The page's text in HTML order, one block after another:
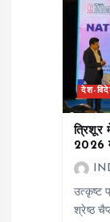
देश-
त्रिशूर
2026
उत्कृष्ट
श्रेष्ठ